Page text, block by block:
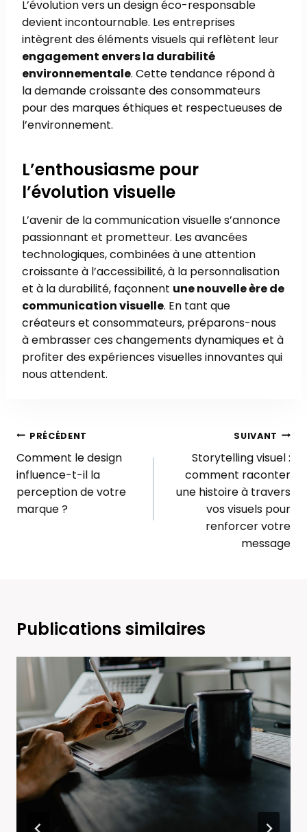
L’évolution vers un design éco-responsable
devient incontournable. Les entreprises
intègrent des éléments visuels qui reflètent leur
engagement envers la durabilité
environnementale. Cette tendance répond à
la demande croissante des consommateurs
pour des marques éthiques et respectueuses de
l’environnement.
L’enthousiasme pour
l’évolution visuelle
L’avenir de la communication visuelle s’annonce
passionnant et prometteur. Les avancées
technologiques, combinées à une attention
croissante à l’accessibilité, à la personnalisation
et à la durabilité, façonnent une nouvelle ère de
communication visuelle. En tant que
créateurs et consommateurs, préparons-nous
à embrasser ces changements dynamiques et à
profiter des expériences visuelles innovantes qui
nous attendent.
Navigation
de
l’article
PRÉCÉDENT
Comment le design
influence-t-il la
perception de votre
marque ?
SUIVANT
Storytelling visuel :
comment raconter
une histoire à travers
vos visuels pour
renforcer votre
message
Publications similaires